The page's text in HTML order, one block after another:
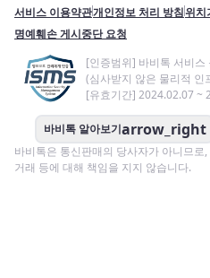
서비스 이용약관개인정보 처리 방침위치
명예훼손 게시중단 요청
[인증범위] 바비톡 서비스
(심사받지 않은 물리적 인
[유효기간] 2024.02.07 ~
바비톡 알아보기arrow_right
바비톡은 통신판매의 당사자가 아니므
거래 등에 대해 책임을 지지 않습니다.